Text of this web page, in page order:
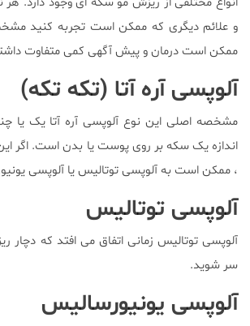
و علائم دیگری که ممکن است تجربه کنید
ممکن است درمان و پیش آگهی کمی متفاوت
آلوپسی آره آتا (تکه تکه)
مشخصه اصلی این نوع آلوپسی آره آتا یک یا
اندازه یک سکه بر روی پوست یا بدن است. اگر
، ممکن است به آلوپسی توتالیس یا آلوپسی
آلوپسی توتالیس
آلوپسی توتالیس زمانی اتفاق می افتد که
سر شوید.
آلوپسی یونیورسالیس